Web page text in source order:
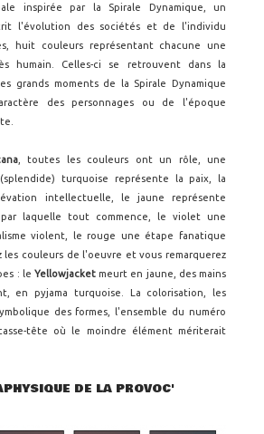
inspirée par la Spirale Dynamique, un
l'évolution des sociétés et de l'individu
huit couleurs représentant chacune une
humain. Celles-ci se retrouvent dans la
grands moments de la Spirale Dynamique
des personnages ou de l'époque
, toutes les couleurs ont un rôle, une
turquoise représente la paix, la
intellectuelle, le jaune représente
laquelle tout commence, le violet une
violent, le rouge une étape fanatique
les couleurs de l'oeuvre et vous remarquerez
: le Yellowjacket meurt en jaune, des mains
en pyjama turquoise. La colorisation, les
des formes, l'ensemble du numéro
tête où le moindre élément mériterait
DE LA PROVOC'